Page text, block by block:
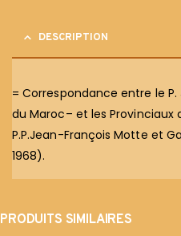
DESCRIPTION
= Correspondance entre le
du Maroc– et les Provinciaux
P.P.Jean-François Motte et
1968).
PRODUITS SIMILAIRES